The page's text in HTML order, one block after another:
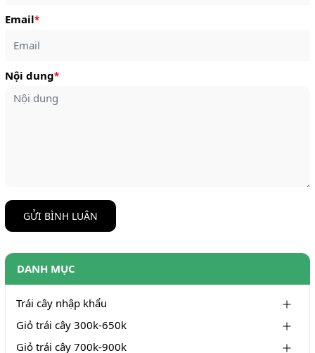
Email*
Nội dung*
GỬI BÌNH LUẬN
DANH MỤC
Trái cây nhập khẩu
Giỏ trái cây 300k-650k
Giỏ trái cây 700k-900k